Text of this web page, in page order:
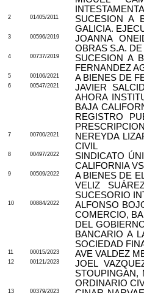
2 01405/2011
SUCESION A
GALICIA.
3 00596/2019
JOANNA
OBRAS S.A.
4 00737/2019
SUCESION A
FERNANDEZ
5 00106/2021 A BIENES DE
6 00547/2021
JAVIER
AHORA
BAJA
REGISTRO
7 00700/2021
NEREYDA
CIVIL
8 00497/2022
SINDICATO
CALIFORNIA
9 00509/2022
A BIENES DE
VELIZ
SUCESORIO
10 00884/2022
ALFONSO
COMERCIO,
DEL
BANCARIO A
SOCIEDAD
11 00015/2023 AVE VALDEZ
12 00121/2023
JOEL
STOUPINGAN,
ORDINARIO
13 00379/2023